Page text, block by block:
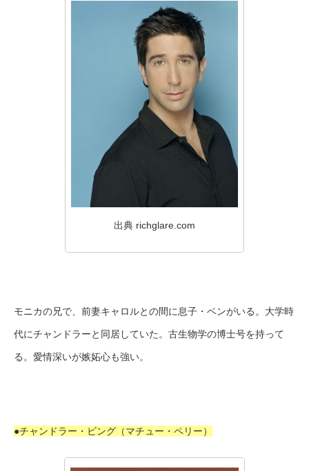
出典 richglare.com
モニカの兄で、前妻キャロルとの間に息子・ベンがいる。大学時
代にチャンドラーと同居していた。古生物学の博士号を持って
る。愛情深いが嫉妬心も強い。
●チャンドラー・ビング（マチュー・ペリー）